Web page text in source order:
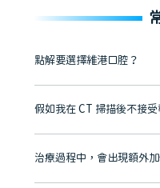
點解要選擇維港口腔？
維港口腔踐行「醫道濟世」的
牌」、「2025香港企業領袖
至今已服務超過三十個國家和
市市民極高的口碑評價及信任
有咨詢及服務保障中心，有任
假如我在 CT 掃描後不接
不會！只要未開始實際服務之
治療過程中，會出現額外
不會，治療前我們會詳細說明